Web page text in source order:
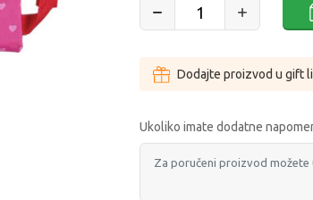
Dodajte proizvod u gift
Ukoliko imate dodatne